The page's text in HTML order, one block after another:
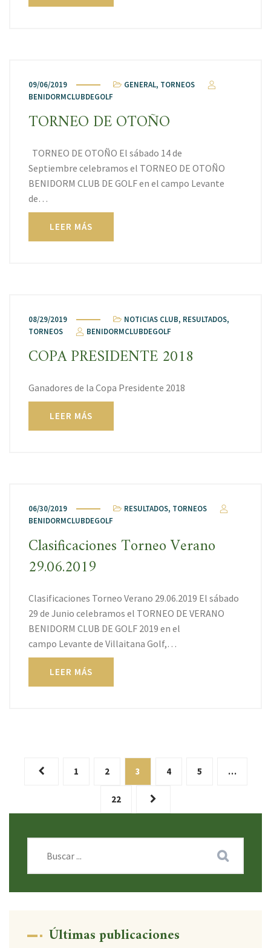
09/06/2019 GENERAL, TORNEOS
BENIDORMCLUBDEGOLF
TORNEO DE OTOÑO
TORNEO DE OTOÑO El sábado 14 de
Septiembre celebramos el TORNEO DE OTOÑO
BENIDORM CLUB DE GOLF en el campo Levante
de…
LEER MÁS
08/29/2019 NOTICIAS CLUB, RESULTADOS,
TORNEOS
BENIDORMCLUBDEGOLF
COPA PRESIDENTE 2018
Ganadores de la Copa Presidente 2018
LEER MÁS
06/30/2019 RESULTADOS, TORNEOS
BENIDORMCLUBDEGOLF
Clasificaciones Torneo Verano
29.06.2019
Clasificaciones Torneo Verano 29.06.2019 El sábado
29 de Junio celebramos el TORNEO DE VERANO
BENIDORM CLUB DE GOLF 2019 en el
campo Levante de Villaitana Golf,…
LEER MÁS
1 2 3 4 5 …
22
Últimas publicaciones